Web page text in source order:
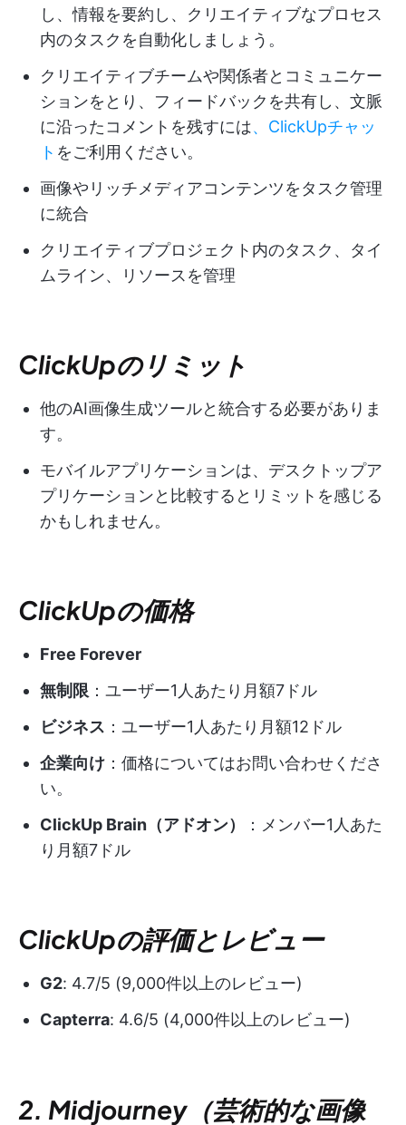
し、情報を要約し、クリエイティブなプロセス
内のタスクを自動化しましょう。
クリエイティブチームや関係者とコミュニケー
ションをとり、フィードバックを共有し、文脈
に沿ったコメントを残すには、ClickUpチャッ
ト をご利用ください。
画像やリッチメディアコンテンツをタスク管理
に統合
クリエイティブプロジェクト内のタスク、タイ
ムライン、リソースを管理
ClickUpのリミット
他のAI画像生成ツールと統合する必要がありま
す。
モバイルアプリケーションは、デスクトップア
プリケーションと比較するとリミットを感じる
かもしれません。
ClickUpの価格
Free Forever
無制限 ：ユーザー1人あたり月額7ドル
ビジネス ：ユーザー1人あたり月額12ドル
企業向け ：価格についてはお問い合わせくださ
い。
ClickUp Brain（アドオン）
：メンバー1人あた
り月額7ドル
ClickUpの評価とレビュー
G2: 4.7/5 (9,000件以上のレビュー)
Capterra: 4.6/5 (4,000件以上のレビュー)
2. Midjourney（芸術的な画像